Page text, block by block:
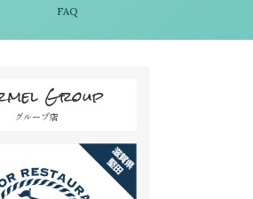
FAQ
Group
グループ店